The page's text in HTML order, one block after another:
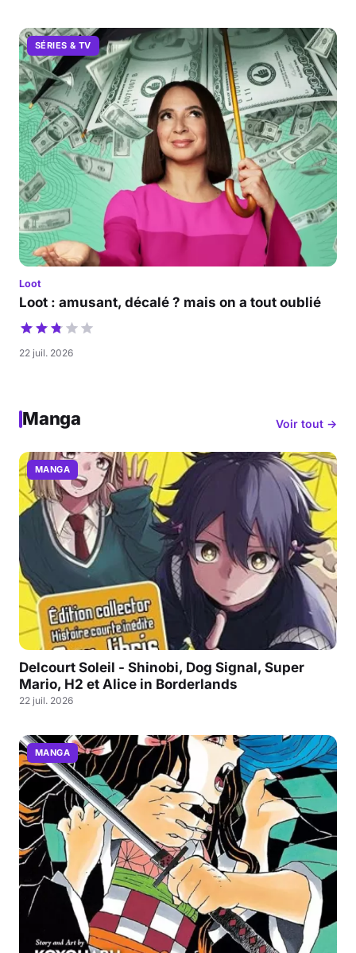
SÉRIES & TV
Loot
Loot : amusant, décalé ? mais on a tout oublié
22 juil. 2026
Manga Voir tout →
MANGA
Delcourt Soleil - Shinobi, Dog Signal, Super
Mario, H2 et Alice in Borderlands
22 juil. 2026
MANGA